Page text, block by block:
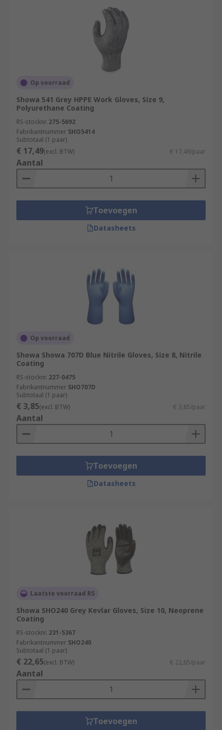
Op voorraad
Showa 541 Grey HPPE Work Gloves, Size 9,
Polyurethane Coating
RS-stocknr. 275-5692
Fabrikantnummer SHO5414
Subtotaal (1 paar)
€ 17,49(excl. BTW) € 17,49/paar
Aantal
Toevoegen
Datasheets
Op voorraad
Showa Showa 707D Blue Nitrile Gloves, Size 8, Nitrile
Coating
RS-stocknr. 227-0475
Fabrikantnummer SHO707D
Subtotaal (1 paar)
€ 3,85(excl. BTW) € 3,85/paar
Aantal
Toevoegen
Datasheets
Laatste voorraad RS
Showa SHO240 Grey Kevlar Gloves, Size 10, Neoprene
Coating
RS-stocknr. 231-5367
Fabrikantnummer SHO240
Subtotaal (1 paar)
€ 22,65(excl. BTW) € 22,65/paar
Aantal
Toevoegen